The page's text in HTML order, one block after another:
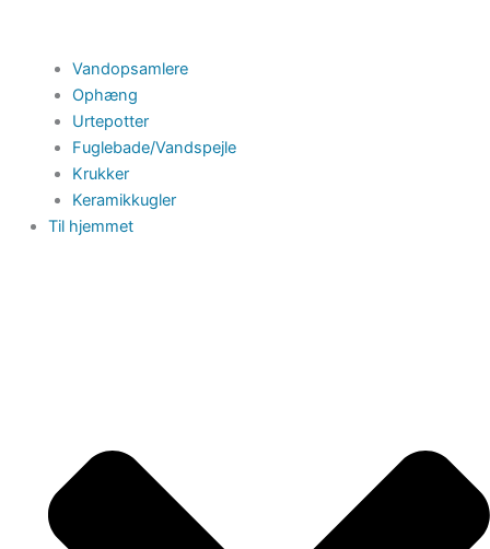
Vandopsamlere
Ophæng
Urtepotter
Fuglebade/Vandspejle
Krukker
Keramikkugler
Til hjemmet